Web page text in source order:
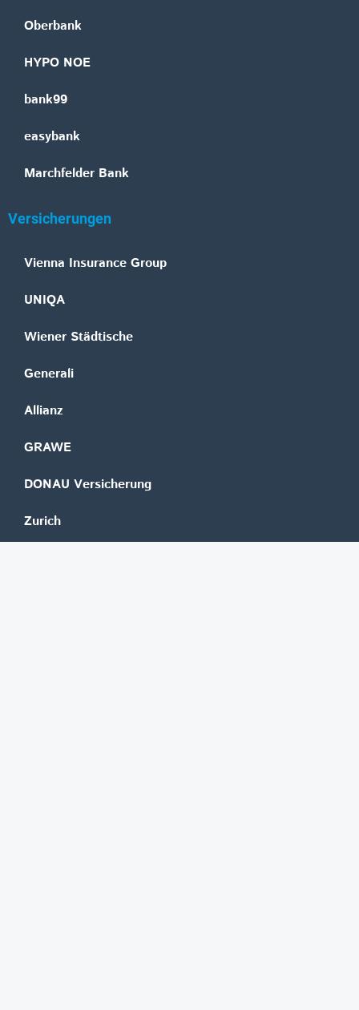
Oberbank
HYPO NOE
bank99
easybank
Marchfelder Bank
Versicherungen
Vienna Insurance Group
UNIQA
Wiener Städtische
Generali
Allianz
GRAWE
DONAU Versicherung
Zurich